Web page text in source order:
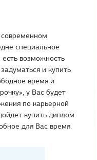
современном
специальное
возможность
и купить
время и
у Вас будет
по карьерной
купить диплом
для Вас время.